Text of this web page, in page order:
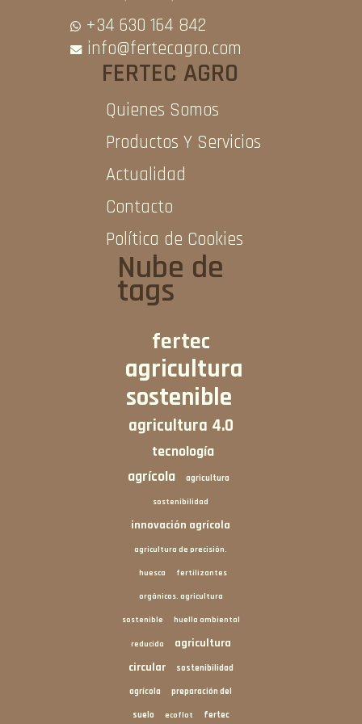
+34 630 164 842
info@fertecagro.com
FERTEC AGRO
Quienes Somos
Productos Y Servicios
Actualidad
Contacto
Política de Cookies
Nube de
tags
fertec
agricultura
sostenible
agricultura 4.0
tecnología
agrícola
agricultura
sostenibilidad
innovación agrícola
agricultura de precisión.
huesca fertilizantes
orgánicos. agricultura
sostenible huella ambiental
reducida
agricultura
circular
sostenibilidad
agrícola preparación del
suelo ecoflot fertec